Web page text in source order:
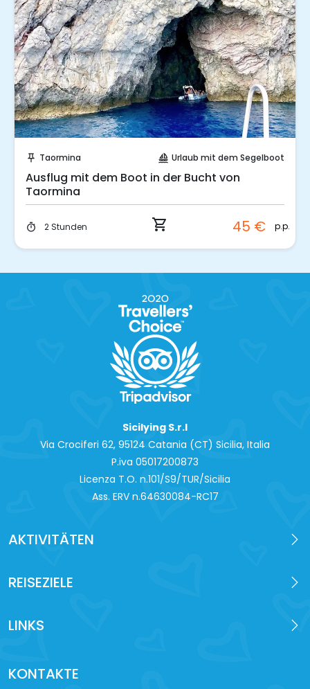
push_pin Taormina sailing Urlaub mit dem Segelboot
Ausflug mit dem Boot in der Bucht von
Taormina
timer 2 Stunden shopping_cart 45 € p.p.
Sicilying S.r.l
Via Crociferi 62, 95124 Catania (CT) Sicilia, Italia
P.iva 0‍5017200873
Licenza T.O. n.101/S9/TUR/Sicilia
Ass. ERV n.64630084-RC17
AKTIVITÄTEN
REISEZIELE
LINKS
KONTAKTE